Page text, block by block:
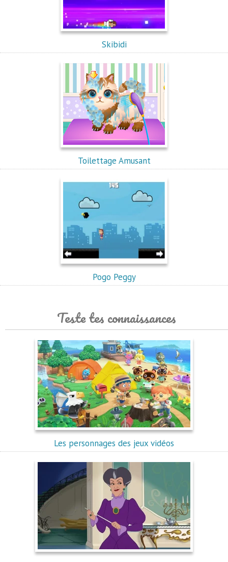
Skibidi
Toilettage Amusant
Pogo Peggy
Teste tes connaissances
Les personnages des jeux vidéos